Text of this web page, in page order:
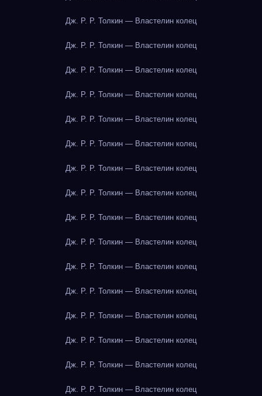
Дж. Р. Р. Толкин — Властелин колец
Дж. Р. Р. Толкин — Властелин колец
Дж. Р. Р. Толкин — Властелин колец
Дж. Р. Р. Толкин — Властелин колец
Дж. Р. Р. Толкин — Властелин колец
Дж. Р. Р. Толкин — Властелин колец
Дж. Р. Р. Толкин — Властелин колец
Дж. Р. Р. Толкин — Властелин колец
Дж. Р. Р. Толкин — Властелин колец
Дж. Р. Р. Толкин — Властелин колец
Дж. Р. Р. Толкин — Властелин колец
Дж. Р. Р. Толкин — Властелин колец
Дж. Р. Р. Толкин — Властелин колец
Дж. Р. Р. Толкин — Властелин колец
Дж. Р. Р. Толкин — Властелин колец
Дж. Р. Р. Толкин — Властелин колец